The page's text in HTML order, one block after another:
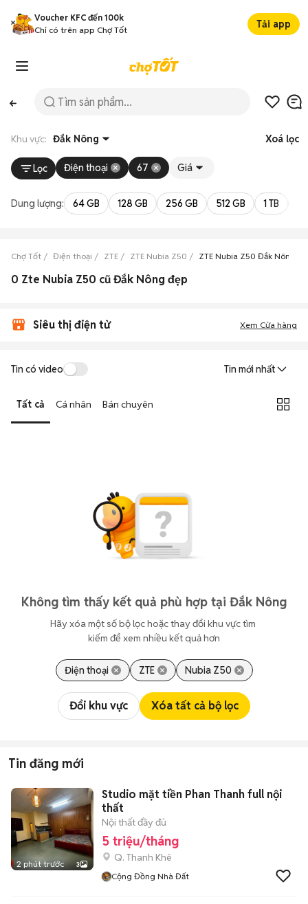
Voucher KFC đến 100k
Chỉ có trên app Chợ Tốt
Tải app
Khu vực: Đắk Nông Xoá lọc
Lọc Điện thoại 67 Giá
Dung lượng: 64 GB 128 GB 256 GB 512 GB 1 TB
Chợ Tốt Điện thoại ZTE ZTE Nubia Z50 ZTE Nubia Z50 Đắk Nông
0 Zte Nubia Z50 cũ Đắk Nông đẹp
Siêu thị điện tử Xem Cửa hàng
Tin có video Tin mới nhất
Tất cả Cá nhân Bán chuyên
Không tìm thấy kết quả phù hợp tại Đắk Nông
Hãy xóa một số bộ lọc hoặc thay đổi khu vực tìm
kiếm để xem nhiều kết quả hơn
Điện thoại ZTE Nubia Z50
Đổi khu vực Xóa tất cả bộ lọc
Tin đăng mới
2 phút trước 3
Studio mặt tiền Phan Thanh full nội
thất
Nội thất đầy đủ
5 triệu/tháng
Q. Thanh Khê
Cộng Đồng Nhà Đất